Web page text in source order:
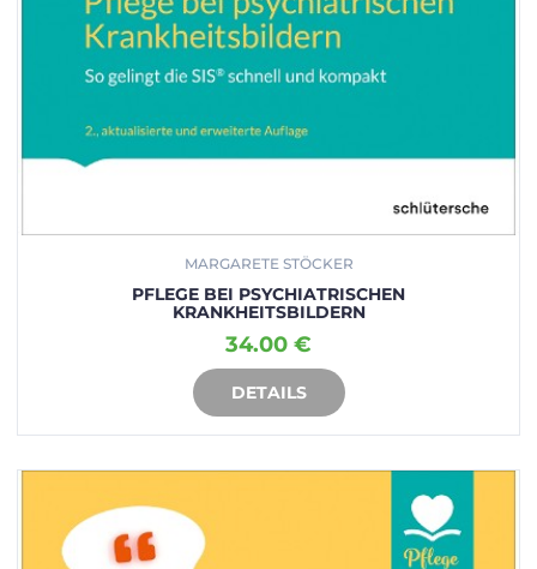
MARGARETE STÖCKER
PFLEGE BEI PSYCHIATRISCHEN
KRANKHEITSBILDERN
34.00 €
DETAILS
IN DEN WARENKORB